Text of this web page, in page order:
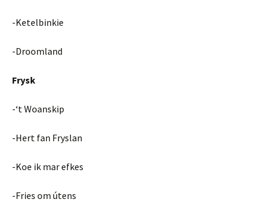
-Ketelbinkie
-Droomland
Frysk
-‘t Woanskip
-Hert fan Fryslan
-Koe ik mar efkes
-Fries om útens